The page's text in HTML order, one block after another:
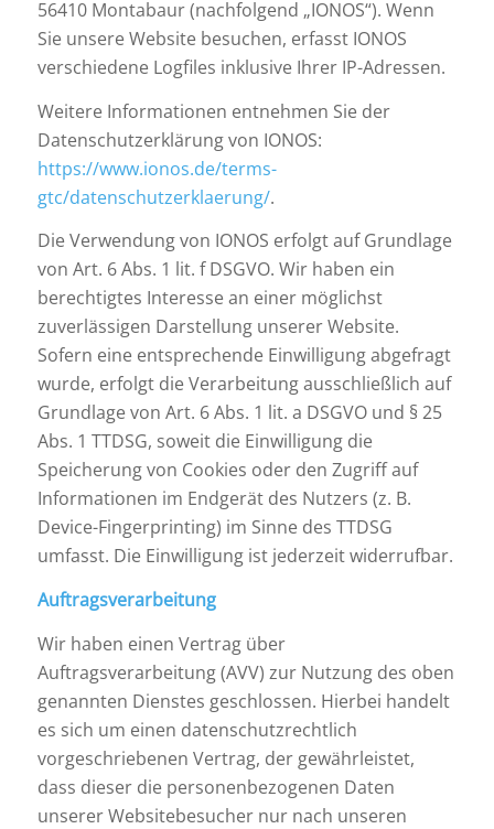
56410 Montabaur (nachfolgend „IONOS“). Wenn
Sie unsere Website besuchen, erfasst IONOS
verschiedene Logfiles inklusive Ihrer IP-Adressen.
Weitere Informationen entnehmen Sie der
Datenschutzerklärung von IONOS:
https://www.ionos.de/terms-
gtc/datenschutzerklaerung/.
Die Verwendung von IONOS erfolgt auf Grundlage
von Art. 6 Abs. 1 lit. f DSGVO. Wir haben ein
berechtigtes Interesse an einer möglichst
zuverlässigen Darstellung unserer Website.
Sofern eine entsprechende Einwilligung abgefragt
wurde, erfolgt die Verarbeitung ausschließlich auf
Grundlage von Art. 6 Abs. 1 lit. a DSGVO und § 25
Abs. 1 TTDSG, soweit die Einwilligung die
Speicherung von Cookies oder den Zugriff auf
Informationen im Endgerät des Nutzers (z. B.
Device-Fingerprinting) im Sinne des TTDSG
umfasst. Die Einwilligung ist jederzeit widerrufbar.
Auftragsverarbeitung
Wir haben einen Vertrag über
Auftragsverarbeitung (AVV) zur Nutzung des oben
genannten Dienstes geschlossen. Hierbei handelt
es sich um einen datenschutzrechtlich
vorgeschriebenen Vertrag, der gewährleistet,
dass dieser die personenbezogenen Daten
unserer Websitebesucher nur nach unseren